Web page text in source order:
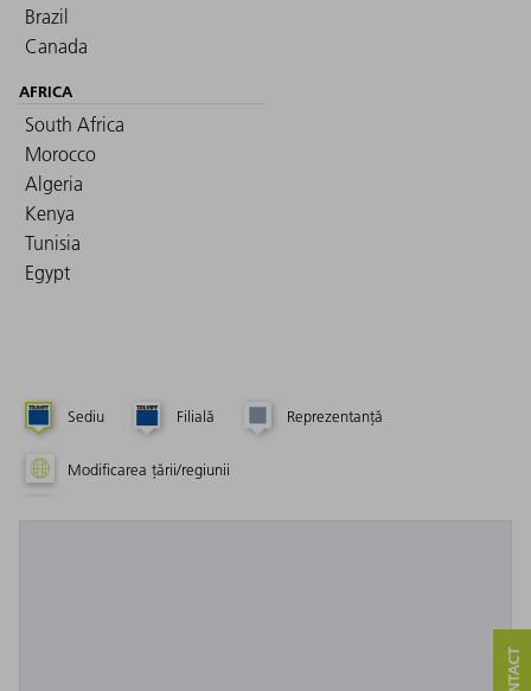
Brazil
Canada
AFRICA
South Africa
Morocco
Algeria
Kenya
Tunisia
Egypt
Sediu Filială Reprezentanță
Modificarea țării/regiunii